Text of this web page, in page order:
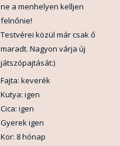
ne a menhelyen kelljen
felnőnie!
Testvérei közül már csak ő
maradt. Nagyon várja új
játszópajtását:)
Fajta: keverék
Kutya: igen
Cica: igen
Gyerek igen
Kor: 8 hónap